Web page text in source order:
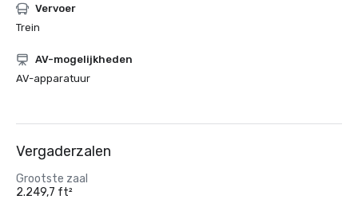
Vervoer
Trein
AV-mogelijkheden
AV-apparatuur
Vergaderzalen
Grootste zaal
2.249,7 ft²